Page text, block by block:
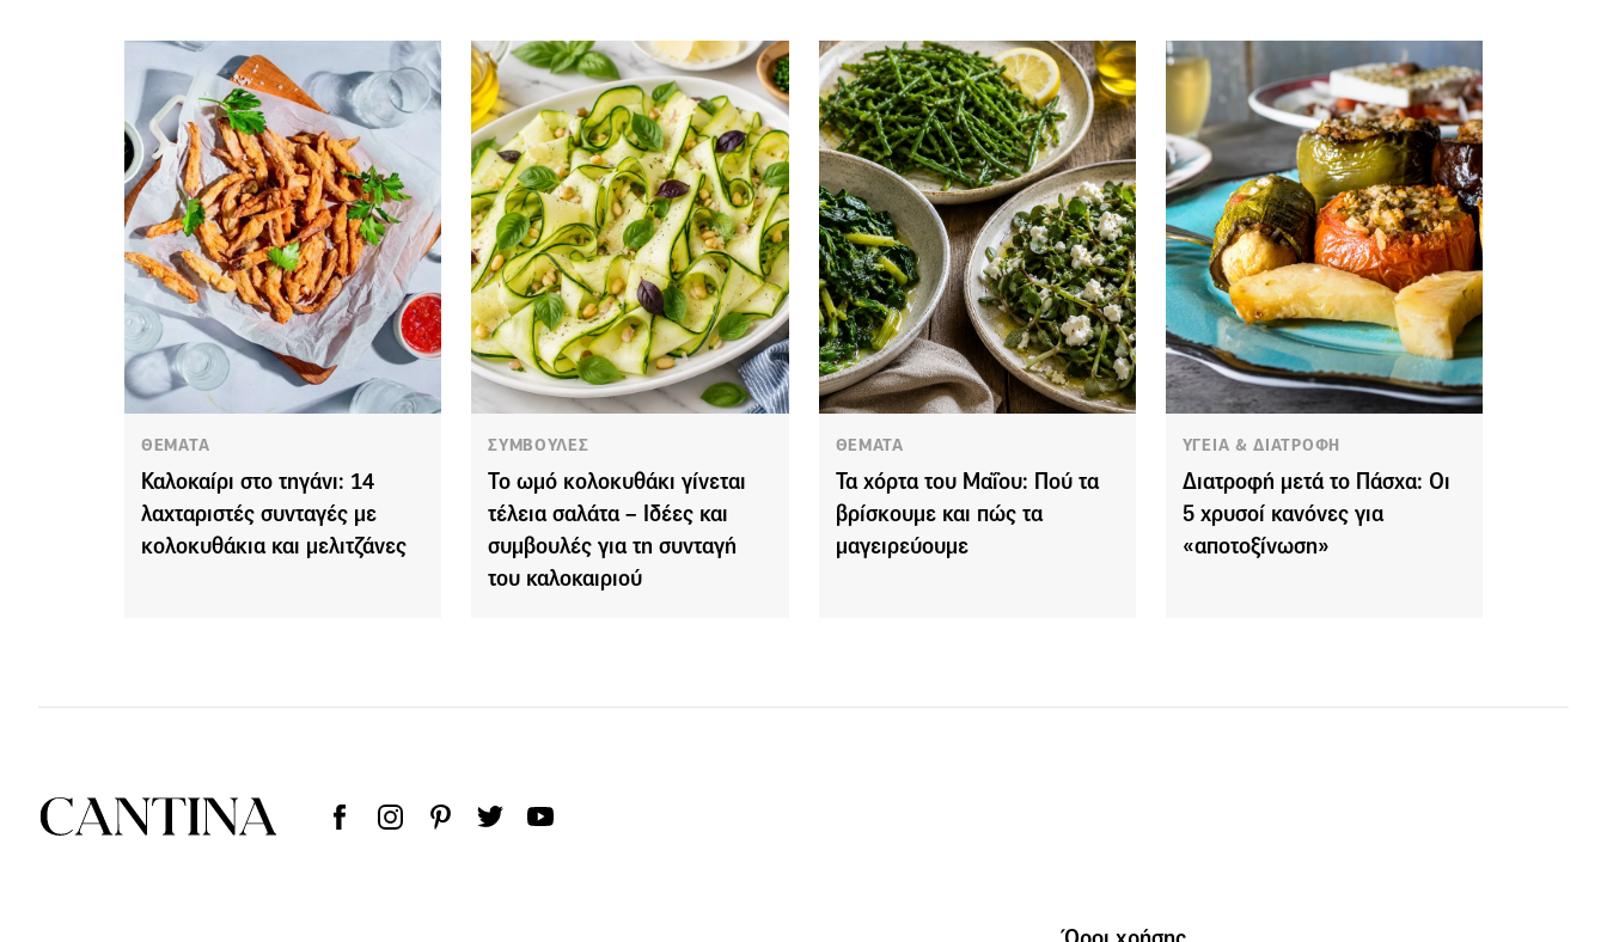
ΘΕΜΑΤΑ
Καλοκαίρι στο τηγάνι: 14
λαχταριστές συνταγές με
κολοκυθάκια και μελιτζάνες
ΣΥΜΒΟΥΛΕΣ
Το ωμό κολοκυθάκι γίνεται
τέλεια σαλάτα – Ιδέες και
συμβουλές για τη συνταγή
του καλοκαιριού
ΘΕΜΑΤΑ
Τα χόρτα του Μαΐου: Πού τα
βρίσκουμε και πώς τα
μαγειρεύουμε
ΥΓΕΙΑ & ΔΙΑΤΡΟΦΗ
Διατροφή μετά το Πάσχα: Οι
5 χρυσοί κανόνες για
«αποτοξίνωση»